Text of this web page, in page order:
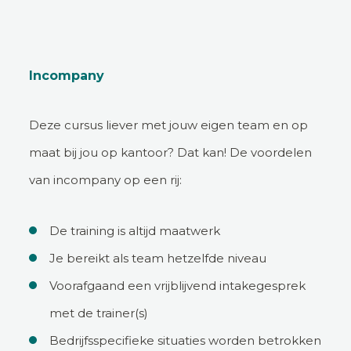
Incompany
Deze cursus liever met jouw eigen team en op
maat bij jou op kantoor? Dat kan! De voordelen
van incompany op een rij:
De training is altijd maatwerk
Je bereikt als team hetzelfde niveau
Voorafgaand een vrijblijvend intakegesprek
met de trainer(s)
Bedrijfsspecifieke situaties worden betrokken